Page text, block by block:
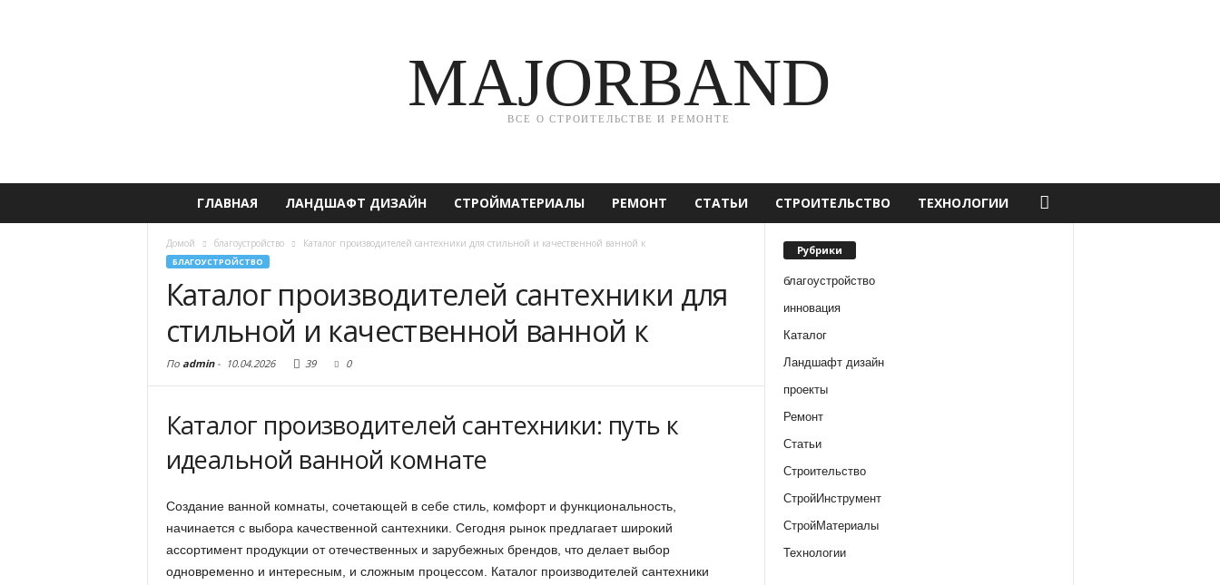
MAJORBAND
ВСЕ О СТРОИТЕЛЬСТВЕ И РЕМОНТЕ
ГЛАВНАЯ ЛАНДШАФТ ДИЗАЙН СТРОЙМАТЕРИАЛЫ РЕМОНТ СТАТЬИ СТРОИТЕЛЬСТВО ТЕХНОЛОГИИ
Домой благоустройство Каталог производителей сантехники для стильной и качественной ванной к
БЛАГОУСТРОЙСТВО
Каталог производителей сантехники для
стильной и качественной ванной к
По admin- 10.04.2026 39 0
Каталог производителей сантехники: путь к
идеальной ванной комнате
Создание ванной комнаты, сочетающей в себе стиль, комфорт и функциональность,
начинается с выбора качественной сантехники. Сегодня рынок предлагает широкий
ассортимент продукции от отечественных и зарубежных брендов, что делает выбор
одновременно и интересным, и сложным процессом. Каталог производителей сантехники
Рубрики
благоустройство
инновация
Каталог
Ландшафт дизайн
проекты
Ремонт
Статьи
Строительство
СтройИнструмент
СтройМатериалы
Технологии